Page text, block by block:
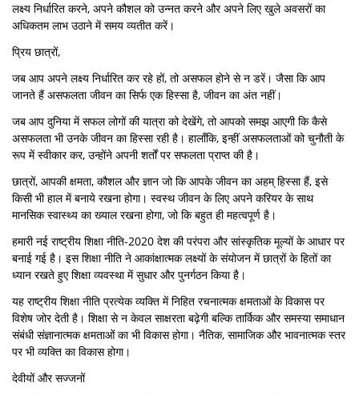
लक्ष्य निर्धारित करने, अपने कौशल को उन्नत करने और अपने लिए खुले अवसरों का
अधिकतम लाभ उठाने में समय व्यतीत करें।
प्रिय छात्रों,
जब आप अपने लक्ष्य निर्धारित कर रहे हों, तो असफल होने से न डरें। जैसा कि आप
जानते हैं असफलता जीवन का सिर्फ एक हिस्सा है, जीवन का अंत नहीं।
जब आप दुनिया में सफल लोगों की यात्रा को देखेंगे, तो आपको समझ आएगी कि कैसे
असफलता भी उनके जीवन का हिस्सा रही है। हालाँकि, इन्हीं असफलताओं को चुनौती के
रूप में स्वीकार कर, उन्होंने अपनी शर्तों पर सफलता प्राप्त की है।
छात्रों, आपकी क्षमता, कौशल और ज्ञान जो कि आपके जीवन का अहम् हिस्सा हैं, इसे
किसी भी हाल में बनाये रखना होगा। स्वस्थ जीवन के लिए अपने करियर के साथ
मानसिक स्वास्थ्य का ख्याल रखना होगा, जो कि बहुत ही महत्वपूर्ण है।
हमारी नई राष्ट्रीय शिक्षा नीति-2020 देश की परंपरा और सांस्कृतिक मूल्यों के आधार पर
बनाई गई है। इस शिक्षा नीति ने आकांक्षात्मक लक्ष्यों के संयोजन में छात्रों के हितों का
ध्यान रखते हुए शिक्षा व्यवस्था में सुधार और पुनर्गठन किया है।
यह राष्ट्रीय शिक्षा नीति प्रत्येक व्यक्ति में निहित रचनात्मक क्षमताओं के विकास पर
विशेष जोर देती है। शिक्षा से न केवल साक्षरता बढ़ेगी बल्कि तार्किक और समस्या समाधान
संबंधी संज्ञानात्मक क्षमताओं का भी विकास होगा। नैतिक, सामाजिक और भावनात्मक स्तर
पर भी व्यक्ति का विकास होगा।
देवीयों और सज्जनों